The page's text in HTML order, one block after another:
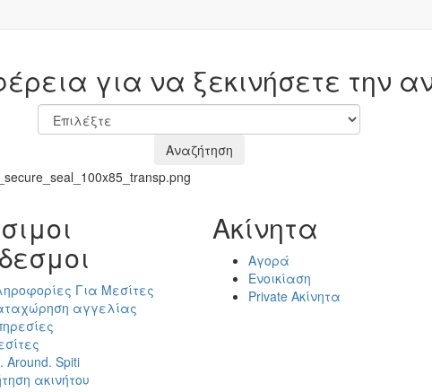
για να ξεκινήσετε την
Αναζήτηση
Για Μεσίτες
αγγελίας
Around. Spiti
ακινήτου
Ακίνητα
Αγορά
Ενοικίαση
Private Ακίνητα